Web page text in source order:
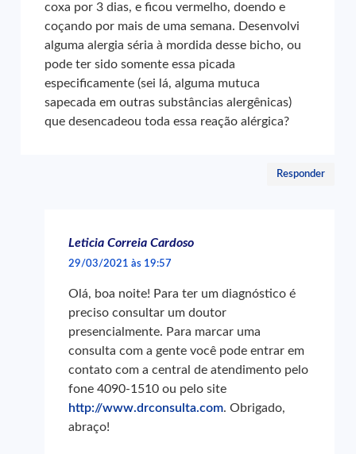
coxa por 3 dias, e ficou vermelho, doendo e
coçando por mais de uma semana. Desenvolvi
alguma alergia séria à mordida desse bicho, ou
pode ter sido somente essa picada
especificamente (sei lá, alguma mutuca
sapecada em outras substâncias alergênicas)
que desencadeou toda essa reação alérgica?
Responder
Leticia Correia Cardoso
29/03/2021 às 19:57
Olá, boa noite! Para ter um diagnóstico é
preciso consultar um doutor
presencialmente. Para marcar uma
consulta com a gente você pode entrar em
contato com a central de atendimento pelo
fone 4090-1510 ou pelo site
http://www.drconsulta.com. Obrigado,
abraço!